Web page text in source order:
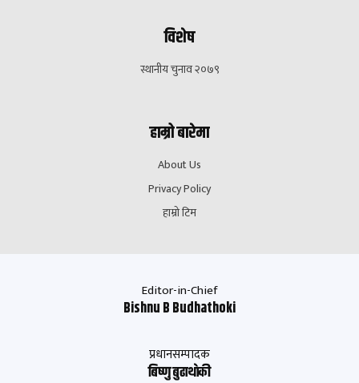
विशेष
स्थानीय चुनाव २०७९
हाम्रो बारेमा
About Us
Privacy Policy
हाम्रो टिम
Editor-in-Chief
Bishnu B Budhathoki
प्रधानसम्पादक
बिष्णु बुढाथाेकी